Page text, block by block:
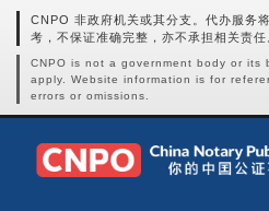
CNPO 非政府机关或其分支。代办服务
考，不保证准确完整，亦不承担相关责任
CNPO is not a government body or its
apply. Website information is for
errors or omissions.